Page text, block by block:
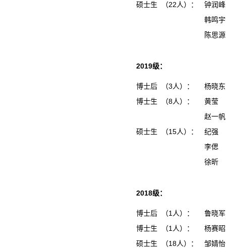
硕士生 （22人）：
钟润
韩鸣
陈思
2019级：
博士后 （3人）：
杨晓
博士生 （8人）：
黄莹
赵一
硕士生 （15人）：
纪强
李偲
徐昕
2018级：
博士后 （1人）：
鲁晓军
博士生 （1人）：
杨赛昭
硕士生 （18人）：
邹婧